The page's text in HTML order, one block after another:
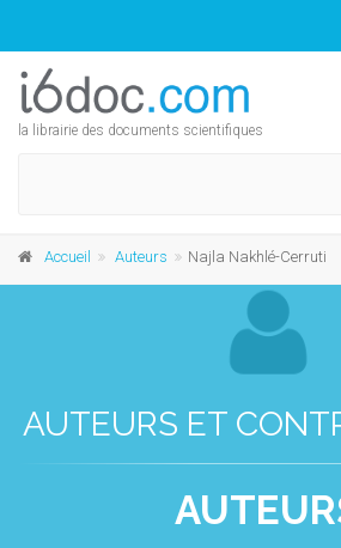
la librairie des documents scientifiques
Accueil Auteurs Najla Nakhlé-Cerruti
AUTEURS ET